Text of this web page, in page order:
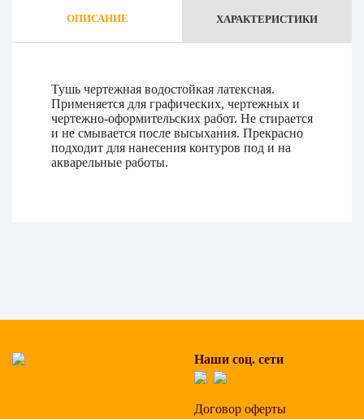
ОПИСАНИЕ ХАРАКТЕРИСТИКИ
Тушь чертежная водостойкая латексная.
Применяется для графических, чертежных и
чертежно-оформительских работ. Не стирается
и не смывается после высыхания. Прекрасно
подходит для нанесения контуров под и на
акварельные работы.
Наши соц. сети
Договор оферты